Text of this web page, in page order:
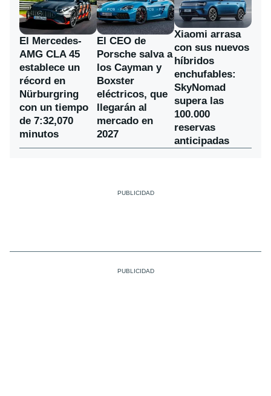
El Mercedes-
AMG CLA 45
establece un
récord en
Nürburgring
con un tiempo
de 7:32,070
minutos
El CEO de
Porsche salva a
los Cayman y
Boxster
eléctricos, que
llegarán al
mercado en
2027
Xiaomi arrasa
con sus nuevos
híbridos
enchufables:
SkyNomad
supera las
100.000
reservas
anticipadas